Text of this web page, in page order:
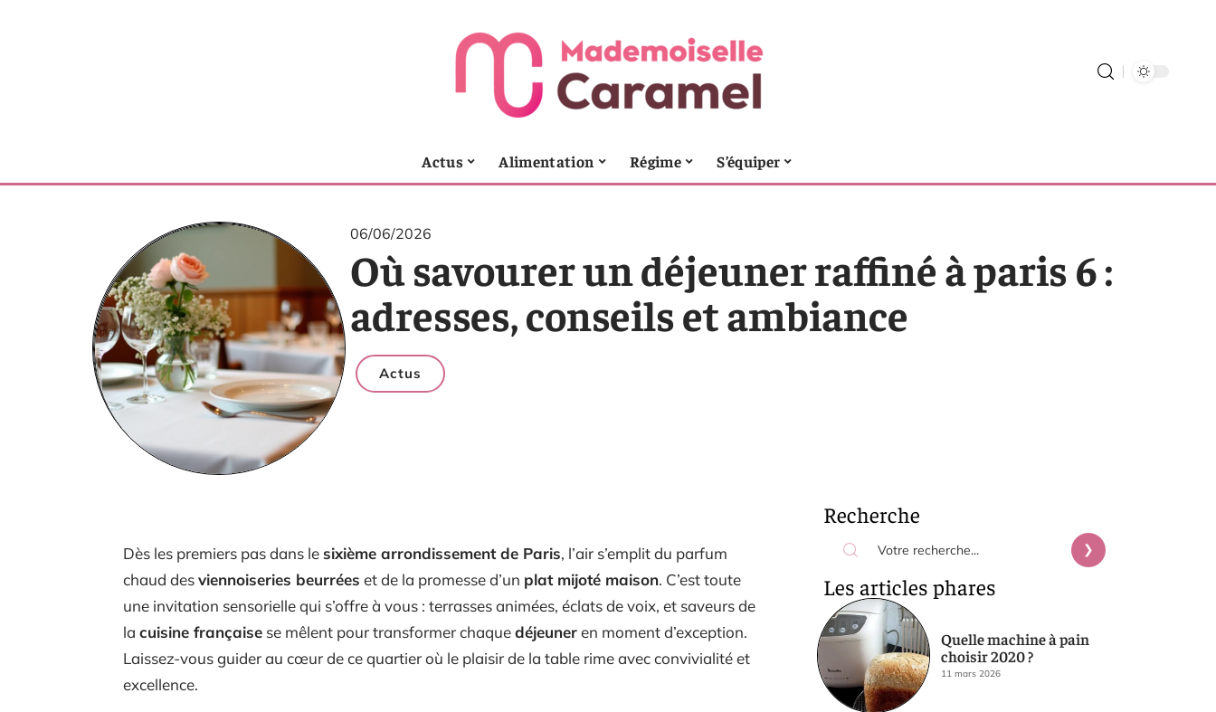
Actus Alimentation Régime S’équiper
06/06/2026
Où savourer un déjeuner raffiné à paris 6 :
adresses, conseils et ambiance
Actus
Dès les premiers pas dans lesixième arrondissement de Paris, l’air s’emplit du parfum
chaud desviennoiseries beurrées et de la promesse d’un plat mijoté maison. C’est toute
une invitation sensorielle qui s’offre à vous : terrasses animées, éclats de voix, et saveurs de
la cuisine française se mêlent pour transformer chaquedéjeuneren moment d’exception.
Laissez-vous guider au cœur de ce quartier où le plaisir de la table rime avec convivialité et
excellence.
Recherche
Les articles phares
Quelle machine à pain
choisir 2020 ?
11 mars 2026